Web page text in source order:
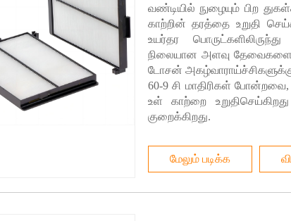
மாற்றுதல்
முடியாத அங்கமாகிவிட்டது. இருப்பினும், வலுவூட்டப்பட்ட
வண்டியில் நுழையும் பிற
காற்றின் தரத்தை உறுதி
உயர்தர
நிலையான அளவு தேவைகளைப்
டோசன் அகழ்வாராய்ச்சிகளுக்கு
60-9 சி மாதிரிகள்
உள் காற்றை
குறைக்கிறது.
மேலும் படிக்க